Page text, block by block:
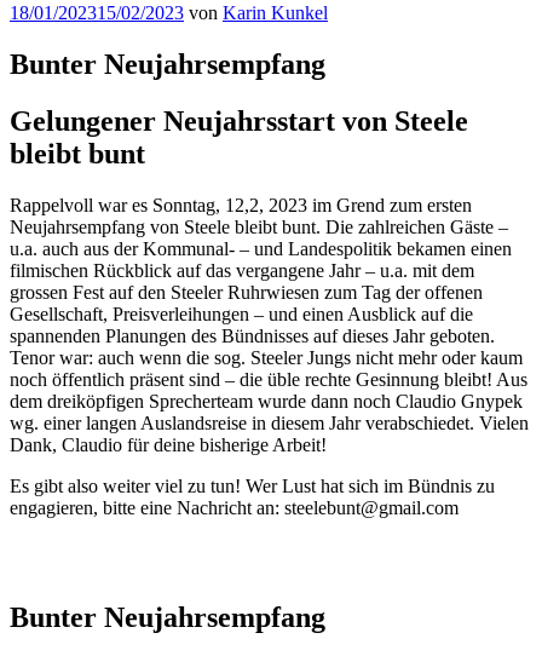
Veröffentlicht
18/01/202315/02/2023 von Karin Kunkel
Bunter Neujahrsempfang
Gelungener Neujahrsstart von Steele
bleibt bunt
Rappelvoll war es Sonntag, 12,2, 2023 im Grend zum ersten
Neujahrsempfang von Steele bleibt bunt. Die zahlreichen Gäste –
u.a. auch aus der Kommunal- – und Landespolitik bekamen einen
filmischen Rückblick auf das vergangene Jahr – u.a. mit dem
grossen Fest auf den Steeler Ruhrwiesen zum Tag der offenen
Gesellschaft, Preisverleihungen – und einen Ausblick auf die
spannenden Planungen des Bündnisses auf dieses Jahr geboten.
Tenor war: auch wenn die sog. Steeler Jungs nicht mehr oder kaum
noch öffentlich präsent sind – die üble rechte Gesinnung bleibt! Aus
dem dreiköpfigen Sprecherteam wurde dann noch Claudio Gnypek
wg. einer langen Auslandsreise in diesem Jahr verabschiedet. Vielen
Dank, Claudio für deine bisherige Arbeit!
Es gibt also weiter viel zu tun! Wer Lust hat sich im Bündnis zu
engagieren, bitte eine Nachricht an: steelebunt@gmail.com
Bunter Neujahrsempfang